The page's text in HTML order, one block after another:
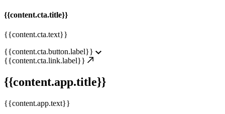
{{content.cta.title}}
{{content.cta.text}}
{{content.cta.button.label}}
{{content.cta.link.label}}
{{content.app.title}}
{{content.app.text}}